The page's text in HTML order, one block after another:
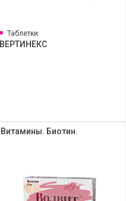
Таблетки
ВЕРТИНЕКС
Витамины. Биотин.